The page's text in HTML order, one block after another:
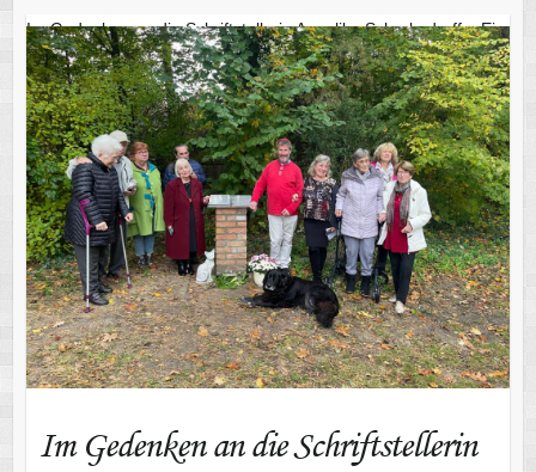
Im Gedenken an die Schriftstellerin Angelika Schrobsdorff – Ein
interessanter Nachmittag in Pätz
Im Gedenken an die Schriftstellerin